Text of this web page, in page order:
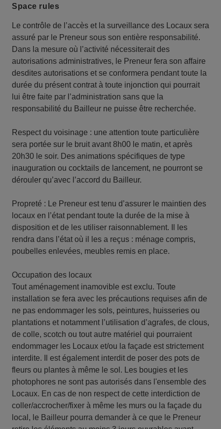
Space rules
Le contrôle de l’accès et la surveillance des Locaux sera
assuré par le Preneur sous son entière responsabilité.
Dans la mesure où l’activité nécessiterait des
autorisations administratives, le Preneur fera son affaire
desdites autorisations et se conformera pendant toute la
durée du présent contrat à toute injonction qui pourrait
lui être faite par l’administration sans que la
responsabilité du Bailleur ne puisse être recherchée.
Respect du voisinage : une attention toute particulière
sera portée sur le bruit avant 8h00 le matin, et après
20h30 le soir. Des animations spécifiques de type
inauguration ou cocktails de lancement, ne pourront se
dérouler qu’avec l’accord du Bailleur.
Propreté : Le Preneur est tenu d’assurer le maintien des
locaux en l’état pendant toute la durée de la mise à
disposition et de les utiliser raisonnablement. Il les
rendra dans l’état où il les a reçus : ménage compris,
poubelles enlevées, meubles remis en place.
Occupation des locaux
Tout aménagement inamovible est exclu. Toute
installation se fera avec les précautions requises afin de
ne pas endommager les sols, peintures, huisseries ou
plantations et notamment l’utilisation d’agrafes, de clous,
de colle, scotch ou tout autre matériel qui pourraient
endommager les Locaux et/ou la façade est strictement
interdite. Il est également interdit de poser des pots de
fleurs ou plantes à même le sol. Les bougies et les
photophores ne sont pas autorisés dans l'ensemble des
Locaux. En cas de non respect de cette interdiction de
coller/accrocher/fixer à même les murs ou la façade du
local, le Bailleur pourra demander à ce que le Preneur